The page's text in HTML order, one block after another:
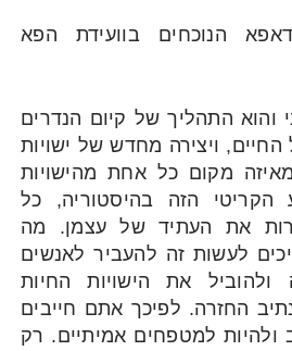
הנוכחים בוועידת הפא
והוא התהליך של קיום הנדרים
ויצירה מחדש של ישויות
מקום כל אחת מהישויות
הקריטי הזה בהיסטוריה, כל
את העתיד של עצמן. מה
לעשות זה להעביר לאנשים
את הישויות החיות
החזרה. לפיכך אתם חייבים
למטפחים אמיתיים. רק